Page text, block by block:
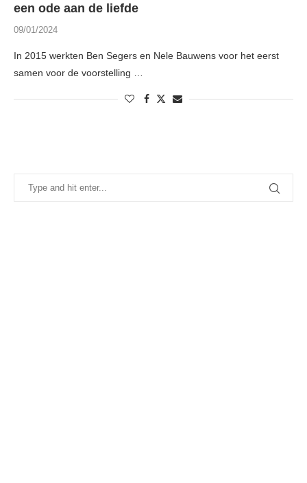
een ode aan de liefde
09/01/2024
In 2015 werkten Ben Segers en Nele Bauwens voor het eerst
samen voor de voorstelling …